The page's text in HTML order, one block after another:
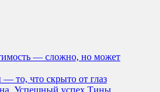
— сложно, но может
— то, что скрыто от глаз